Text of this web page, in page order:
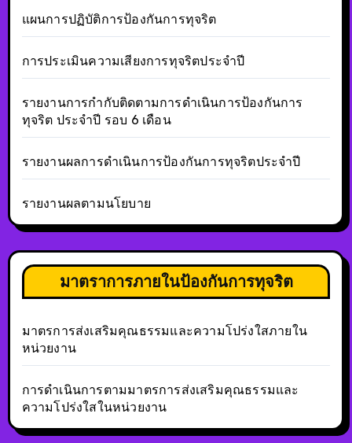
แผนการปฏิบัติการป้องกันการทุจริต
การประเมินความเสียงการทุจริตประจำปี
รายงานการกำกับติดตามการดำเนินการป้องกันการ
ทุจริต ประจำปี รอบ 6 เดือน
รายงานผลการดำเนินการป้องกันการทุจริตประจำปี
รายงานผลตามนโยบาย
มาตราการภายในป้องกันการทุจริต
มาตรการส่งเสริมคุณธรรมและความโปร่งใสภายใน
หน่วยงาน
การดำเนินการตามมาตรการส่งเสริมคุณธรรมและ
ความโปร่งใสในหน่วยงาน